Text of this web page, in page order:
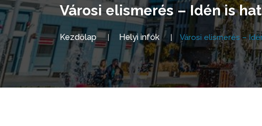
Városi elismerés – Idén is
Kezdőlap Helyi infók Városi elismerés –